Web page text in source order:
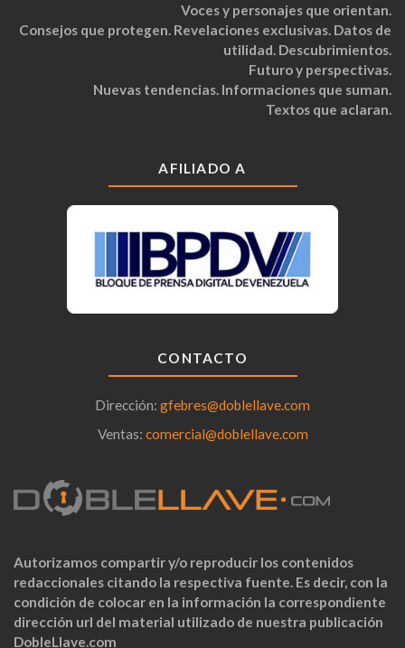
Voces y personajes que orientan.
Consejos que protegen. Revelaciones exclusivas. Datos de
utilidad. Descubrimientos.
Futuro y perspectivas.
Nuevas tendencias. Informaciones que suman.
Textos que aclaran.
AFILIADO A
CONTACTO
Dirección: gfebres@doblellave.com
Ventas: comercial@doblellave.com
Autorizamos compartir y/o reproducir los contenidos
redaccionales citando la respectiva fuente. Es decir, con la
condición de colocar en la información la correspondiente
dirección url del material utilizado de nuestra publicación
DobleLlave.com